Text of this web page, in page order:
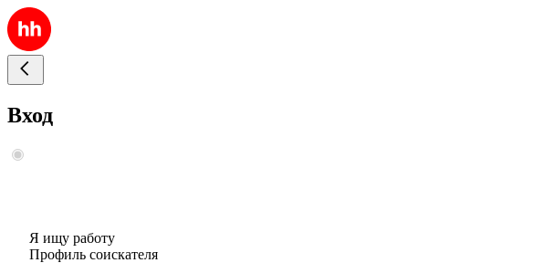
Вход
Я ищу работу
Профиль соискателя